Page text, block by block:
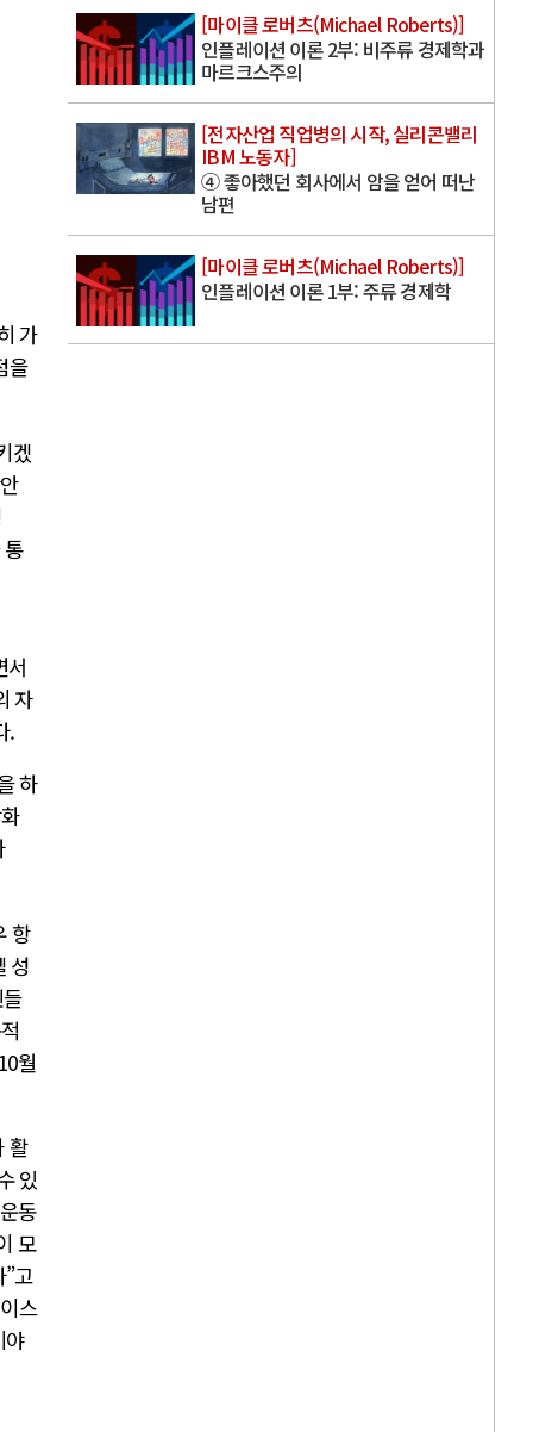
가
을
겠
서
자
.
하
항
성
월
활
있
동
모
고
스
야
[마이클 로버츠(Michael Roberts)]
인플레이션 이론 2부: 비주류 경제학과
마르크스주의
[전자산업 직업병의 시작, 실리콘밸리
IBM 노동자]
④ 좋아했던 회사에서 암을 얻어 떠난
남편
[마이클 로버츠(Michael Roberts)]
인플레이션 이론 1부: 주류 경제학